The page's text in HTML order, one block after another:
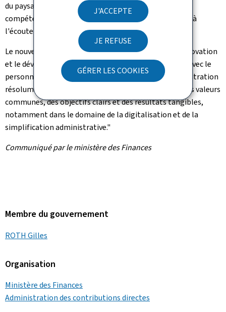
J'ACCEPTE
JE REFUSE
GÉRER LES COOKIES
du paysage administratif luxembourgeois: à partir des
compétences dont elle dispose incontestablement et à
l'écoute et au service de tous les contribuables."
Le nouveau directeur, Jean-Paul Olinger, mise sur l'innovation
et le développement de l'administration: "Ensemble avec le
personnel de l'ACD, nous allons construire une administration
résolument tournée vers l'avenir, avec une vision et des valeurs
communes, des objectifs clairs et des résultats tangibles,
notamment dans le domaine de la digitalisation et de la
simplification administrative."
Communiqué par le ministère des Finances
Membre du gouvernement
ROTH Gilles
Organisation
Ministère des Finances
Administration des contributions directes